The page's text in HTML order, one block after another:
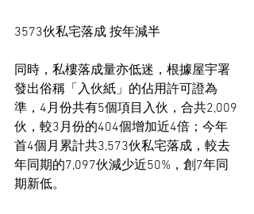
3573伙私宅落成 按年減半
同時，私樓落成量亦低迷，根據屋宇署
發出俗稱「入伙紙」的佔用許可證為
準，4月份共有5個項目入伙，合共2,009
伙，較3月份的404個增加近4倍；今年
首4個月累計共3,573伙私宅落成，較去
年同期的7,097伙減少近50%，創7年同
期新低。